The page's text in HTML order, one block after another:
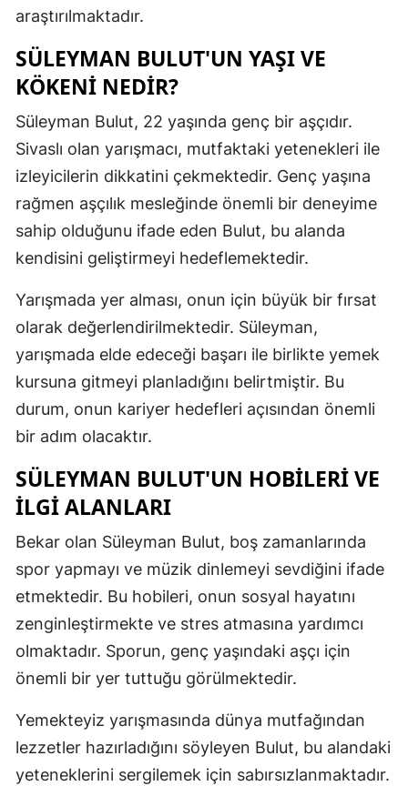
Hakkari
Hatay
Isparta
Mersin
İzmir
Kars
Kastamonu
Kocaeli
Konya
Malatya
Mardin
araştırılmaktadır.
SÜLEYMAN BULUT'UN YAŞI VE
KÖKENI NEDIR?
Süleyman Bulut, 22 yaşında genç bir aşçıdır.
Sivaslı olan yarışmacı, mutfaktaki yetenekleri ile
izleyicilerin dikkatini çekmektedir. Genç yaşına
rağmen aşçılık mesleğinde önemli bir deneyime
sahip olduğunu ifade eden Bulut, bu alanda
kendisini geliştirmeyi hedeflemektedir.
Yarışmada yer alması, onun için büyük bir fırsat
olarak değerlendirilmektedir. Süleyman,
yarışmada elde edeceği başarı ile birlikte yemek
kursuna gitmeyi planladığını belirtmiştir. Bu
durum, onun kariyer hedefleri açısından önemli
bir adım olacaktır.
SÜLEYMAN BULUT'UN HOBILERI VE
İLGI ALANLARI
Bekar olan Süleyman Bulut, boş zamanlarında
spor yapmayı ve müzik dinlemeyi sevdiğini ifade
etmektedir. Bu hobileri, onun sosyal hayatını
zenginleştirmekte ve stres atmasına yardımcı
olmaktadır. Sporun, genç yaşındaki aşçı için
önemli bir yer tuttuğu görülmektedir.
Yemekteyiz yarışmasında dünya mutfağından
lezzetler hazırladığını söyleyen Bulut, bu alandaki
yeteneklerini sergilemek için sabırsızlanmaktadır.